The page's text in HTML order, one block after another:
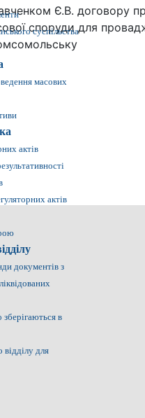
суспільства
масових
актів
актів
документів з
в
відділу для
Є.В. договору
споруди для